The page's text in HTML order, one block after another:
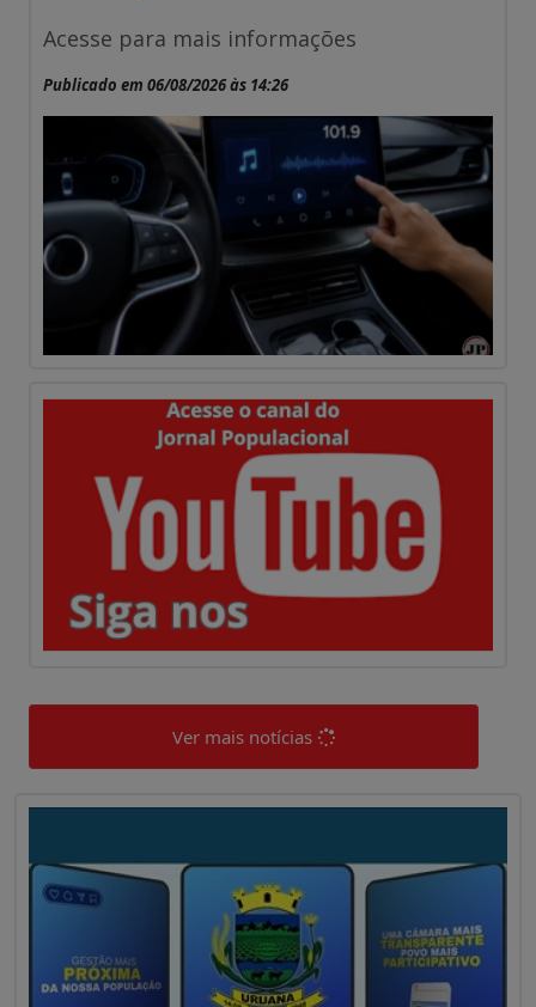
Acesse para mais informações
Publicado em 06/08/2026 às 14:26
Ver mais notícias